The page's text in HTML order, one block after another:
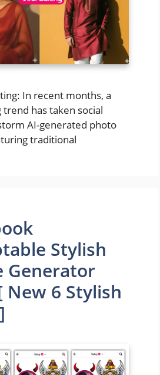
In recent months, a
trend has taken social
AI-generated photo
traditional
Stylish
Generator
New 6 Stylish